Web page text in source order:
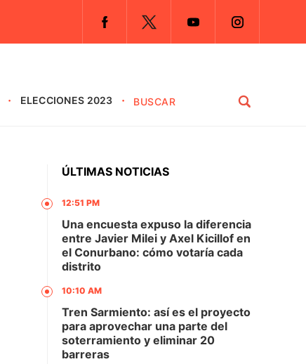
ELECCIONES 2023
ÚLTIMAS NOTICIAS
12:51 PM
Una encuesta expuso la diferencia
entre Javier Milei y Axel Kicillof en
el Conurbano: cómo votaría cada
distrito
10:10 AM
Tren Sarmiento: así es el proyecto
para aprovechar una parte del
soterramiento y eliminar 20
barreras